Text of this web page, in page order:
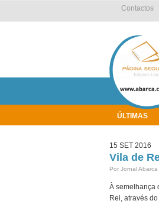
ÚLTIMAS
Contactos
15 SET 2016
Vila de
Por Jornal Abarca
À semelhança
Rei, através